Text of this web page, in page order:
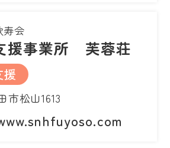
寿会
援事業所 芙蓉荘
援
市松山1613